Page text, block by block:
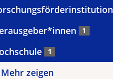
1
1
Mehr zeigen